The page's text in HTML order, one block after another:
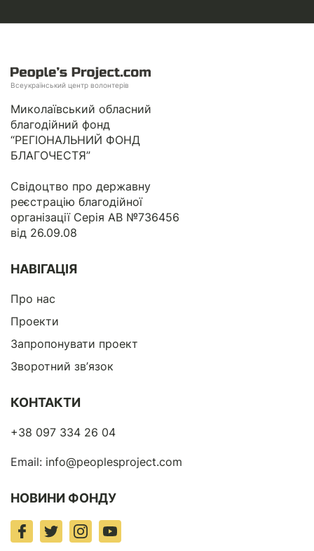
Всеукраїнський центр волонтерів
Миколаївський обласний
благодійний фонд
“РЕГІОНАЛЬНИЙ ФОНД
БЛАГОЧЕСТЯ”
Свідоцтво про державну
реєстрацію благодійної
організації Серія АВ №736456
від 26.09.08
НАВІГАЦІЯ
Про нас
Проекти
Запропонувати проект
Зворотний зв’язок
КОНТАКТИ
+38 097 334 26 04
Email: info@peoplesproject.com
НОВИНИ ФОНДУ